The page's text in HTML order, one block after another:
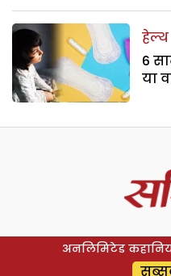
हेल्थ
6
या
अनलिमिटेड